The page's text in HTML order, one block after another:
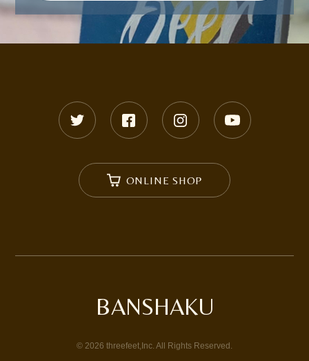
ONLINE SHOP
BANSHAKU
© 2026 threefeet,Inc. All Rights Reserved.